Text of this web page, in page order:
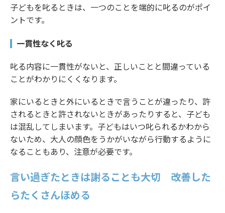
子どもを叱るときは、一つのことを端的に叱るのがポイ
ントです。
一貫性なく叱る
叱る内容に一貫性がないと、正しいことと間違っている
ことがわかりにくくなります。
家にいるときと外にいるときで言うことが違ったり、許
されるときと許されないときがあったりすると、子ども
は混乱してしまいます。子どもはいつ叱られるかわから
ないため、大人の顔色をうかがいながら行動するように
なることもあり、注意が必要です。
言い過ぎたときは謝ることも大切 改善した
らたくさんほめる